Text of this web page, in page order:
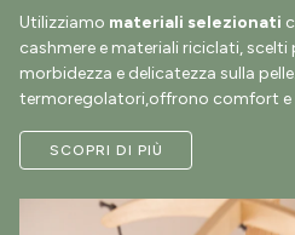
Utilizziamo materiali selezionati
cashmere e materiali riciclati,
morbidezza e delicatezza sulla
termoregolatori,offrono comfort e
SCOPRI DI PIÙ